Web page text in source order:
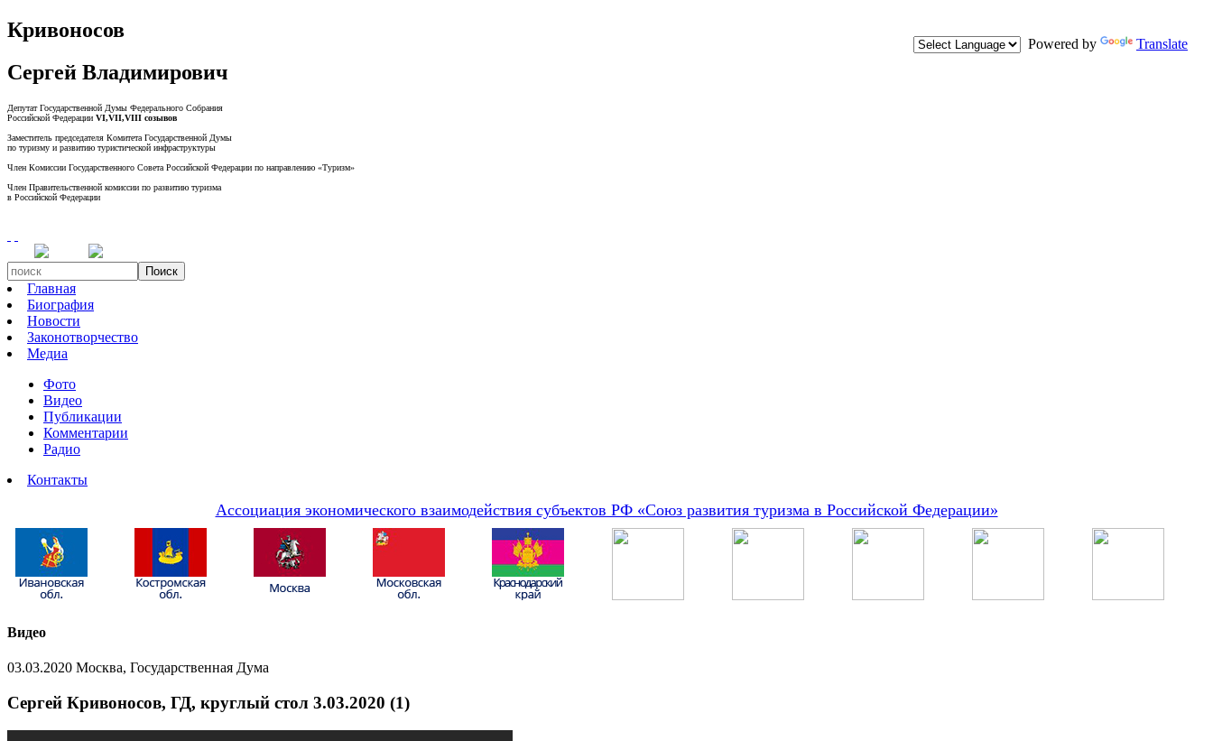
Powered by Translate
Кривоносов
Сергей Владимирович
Депутат Государственной Думы Федерального Собрания
Российской Федерации VI,VII,VIII созывов
Заместитель председателя Комитета Государственной Думы
по туризму и развитию туристической инфраструктуры
Член Комиссии Государственного Совета Российской Федерации по направлению «Туризм»
Член Правительственной комиссии по развитию туризма
в Российской Федерации
Поиск
Главная
Биография
Новости
Законотворчество
Медиа
Фото
Видео
Публикации
Комментарии
Радио
Контакты
Ассоциация экономического взаимодействия субъектов РФ «Союз развития туризма в Российской Федерации»
Видео
03.03.2020 Москва, Государственная Дума
Сергей Кривоносов, ГД, круглый стол 3.03.2020 (1)